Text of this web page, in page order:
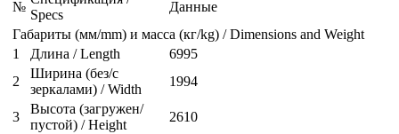
№
Specs
Данные
Габариты (мм/mm) и масса (кг/kg) / Dimensions and Weight
1
Длина / Length
6995
2
Ширина (без/с
зеркалами) / Width
1994
3
Высота (загружен/
пустой) / Height
2610